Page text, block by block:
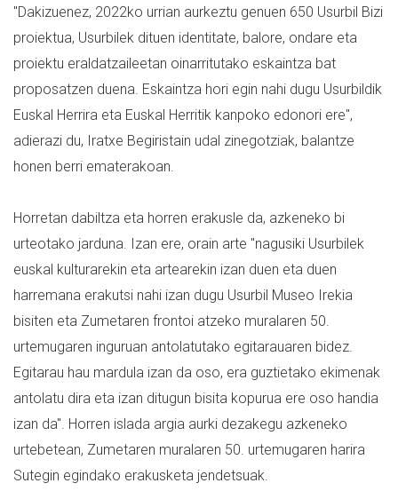
"Dakizuenez, 2022ko urrian aurkeztu genuen 650 Usurbil Bizi
proiektua, Usurbilek dituen identitate, balore, ondare eta
proiektu eraldatzaileetan oinarritutako eskaintza bat
proposatzen duena. Eskaintza hori egin nahi dugu Usurbildik
Euskal Herrira eta Euskal Herritik kanpoko edonori ere",
adierazi du, Iratxe Begiristain udal zinegotziak, balantze
honen berri ematerakoan.
Horretan dabiltza eta horren erakusle da, azkeneko bi
urteotako jarduna. Izan ere, orain arte "nagusiki Usurbilek
euskal kulturarekin eta artearekin izan duen eta duen
harremana erakutsi nahi izan dugu Usurbil Museo Irekia
bisiten eta Zumetaren frontoi atzeko muralaren 50.
urtemugaren inguruan antolatutako egitarauaren bidez.
Egitarau hau mardula izan da oso, era guztietako ekimenak
antolatu dira eta izan ditugun bisita kopurua ere oso handia
izan da". Horren islada argia aurki dezakegu azkeneko
urtebetean, Zumetaren muralaren 50. urtemugaren harira
Sutegin egindako erakusketa jendetsuak.